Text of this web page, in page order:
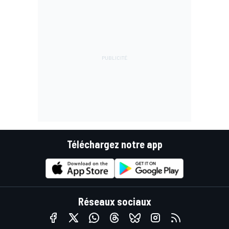
Téléchargez notre app
Réseaux sociaux